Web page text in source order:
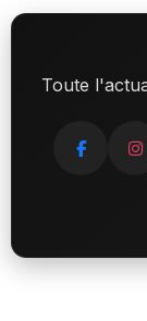
Toute